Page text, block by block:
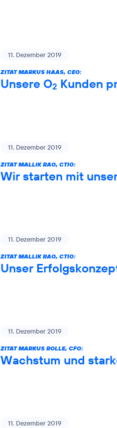
11. Dezember 2019
ZITAT MARKUS HAAS, CEO:
Unsere O2 Kunden
11. Dezember 2019
ZITAT MALLIK RAO, CTIO:
Wir starten mit
11. Dezember 2019
ZITAT MALLIK RAO, CTIO:
Unser
11. Dezember 2019
ZITAT MARKUS ROLLE, CFO:
Wachstum und
11. Dezember 2019